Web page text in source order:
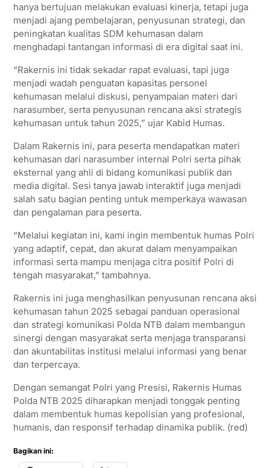
hanya bertujuan melakukan evaluasi kinerja, tetapi juga
menjadi ajang pembelajaran, penyusunan strategi, dan
peningkatan kualitas SDM kehumasan dalam
menghadapi tantangan informasi di era digital saat ini.
“Rakernis ini tidak sekadar rapat evaluasi, tapi juga
menjadi wadah penguatan kapasitas personel
kehumasan melalui diskusi, penyampaian materi dari
narasumber, serta penyusunan rencana aksi strategis
kehumasan untuk tahun 2025,” ujar Kabid Humas.
Dalam Rakernis ini, para peserta mendapatkan materi
kehumasan dari narasumber internal Polri serta pihak
eksternal yang ahli di bidang komunikasi publik dan
media digital. Sesi tanya jawab interaktif juga menjadi
salah satu bagian penting untuk memperkaya wawasan
dan pengalaman para peserta.
“Melalui kegiatan ini, kami ingin membentuk humas Polri
yang adaptif, cepat, dan akurat dalam menyampaikan
informasi serta mampu menjaga citra positif Polri di
tengah masyarakat,” tambahnya.
Rakernis ini juga menghasilkan penyusunan rencana aksi
kehumasan tahun 2025 sebagai panduan operasional
dan strategi komunikasi Polda NTB dalam membangun
sinergi dengan masyarakat serta menjaga transparansi
dan akuntabilitas institusi melalui informasi yang benar
dan terpercaya.
Dengan semangat Polri yang Presisi, Rakernis Humas
Polda NTB 2025 diharapkan menjadi tonggak penting
dalam membentuk humas kepolisian yang profesional,
humanis, dan responsif terhadap dinamika publik. (red)
Bagikan ini: